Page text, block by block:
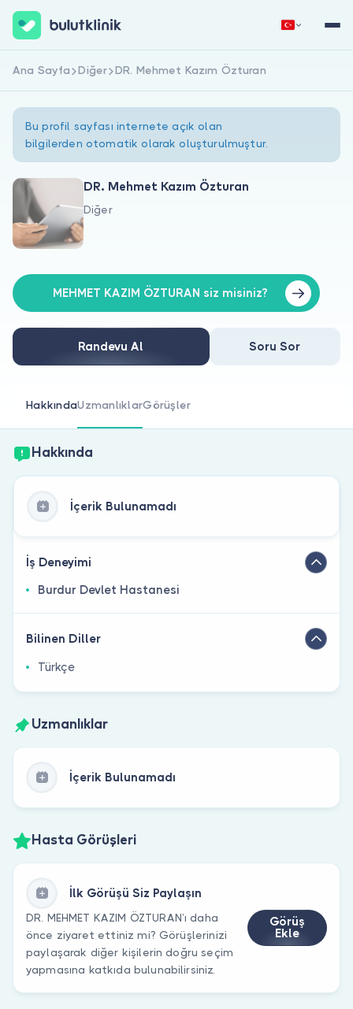
Hakkımızda
Doktorlar için
Doktor musunuz?
Hemen Kaydol Giriş Yap
Ana Sayfa Diğer DR. Mehmet Kazım Özturan
Bu profil sayfası internete açık olan
bilgilerden otomatik olarak oluşturulmuştur.
DR. Mehmet Kazım Özturan
Diğer
MEHMET KAZIM ÖZTURAN siz misiniz?
Randevu Al Soru Sor
HakkındaUzmanlıklarGörüşler
Hakkında
İçerik Bulunamadı
İş Deneyimi
Burdur Devlet Hastanesi
Bilinen Diller
Türkçe
Uzmanlıklar
İçerik Bulunamadı
Hasta Görüşleri
İlk Görüşü Siz Paylaşın
DR. MEHMET KAZIM ÖZTURAN’ı daha
önce ziyaret ettiniz mi? Görüşlerinizi
paylaşarak diğer kişilerin doğru seçim
yapmasına katkıda bulunabilirsiniz.
Görüş
Ekle